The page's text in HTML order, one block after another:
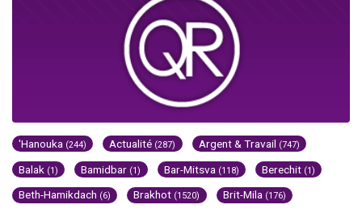
'Hanouka (244) Actualité (287) Argent & Travail (747)
Balak (1) Bamidbar (1) Bar-Mitsva (118) Berechit (1)
Beth-Hamikdach (6) Brakhot (1520) Brit-Mila (176)